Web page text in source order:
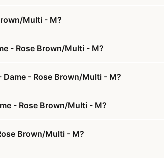
Multi - M?
- Rose Brown/Multi - M?
- Rose Brown/Multi - M?
- Rose Brown/Multi - M?
Brown/Multi - M?